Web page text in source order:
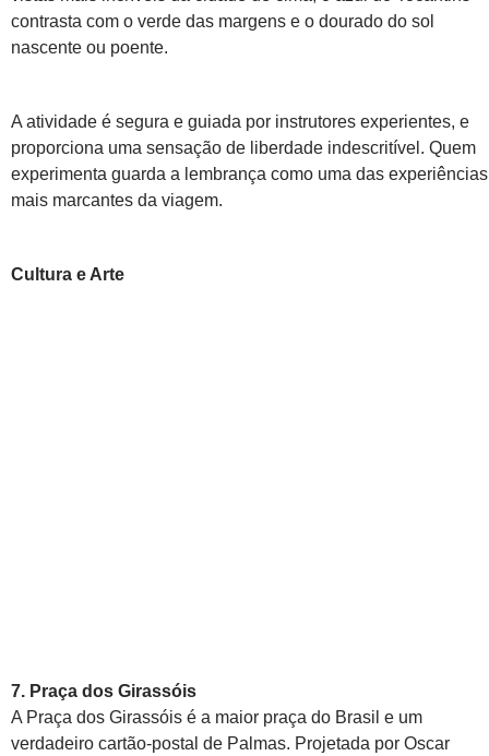
contrasta com o verde das margens e o dourado do sol
nascente ou poente.
A atividade é segura e guiada por instrutores experientes, e
proporciona uma sensação de liberdade indescritível. Quem
experimenta guarda a lembrança como uma das experiências
mais marcantes da viagem.
Cultura e Arte
7. Praça dos Girassóis
A Praça dos Girassóis é a maior praça do Brasil e um
verdadeiro cartão-postal de Palmas. Projetada por Oscar